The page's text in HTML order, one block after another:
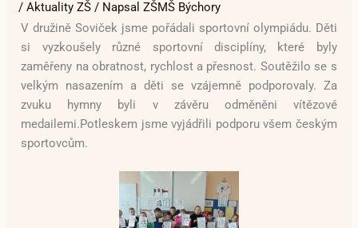
/Aktuality ZŠ / NapsalZŠMŠ Býchory
V družině Soviček jsme pořádali sportovní olympiádu. Děti
si vyzkoušely různé sportovní disciplíny, které byly
zaměřeny na obratnost, rychlost a přesnost. Soutěžilo se s
velkým nasazením a děti se vzájemně podporovaly. Za
zvuku hymny byli v závěru odměněni vítězové
medailemi.Potleskem jsme vyjádřili podporu všem českým
sportovcům.